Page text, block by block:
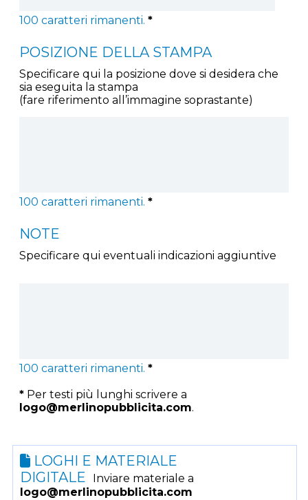
100 caratteri rimanenti. *
POSIZIONE DELLA STAMPA
Specificare qui la posizione dove si desidera che
sia eseguita la stampa
(fare riferimento all’immagine soprastante)
100 caratteri rimanenti. *
NOTE
Specificare qui eventuali indicazioni aggiuntive
100 caratteri rimanenti. *
* Per testi più lunghi scrivere a
logo@merlinopubblicita.com.
LOGHI E MATERIALE
DIGITALE
Inviare materiale a
logo@merlinopubblicita.com